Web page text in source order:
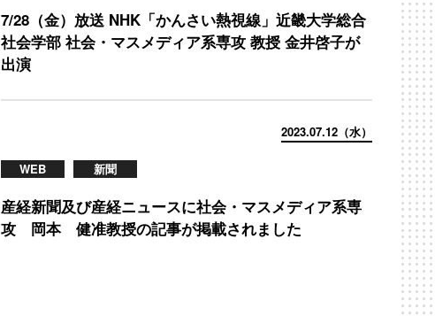
7/28（金）放送 NHK「かんさい熱視線」近畿大学総合
社会学部 社会・マスメディア系専攻 教授 金井啓子が
出演
2023.07.12（水）
WEB 新聞
産経新聞及び産経ニュースに社会・マスメディア系専
攻 岡本 健准教授の記事が掲載されました